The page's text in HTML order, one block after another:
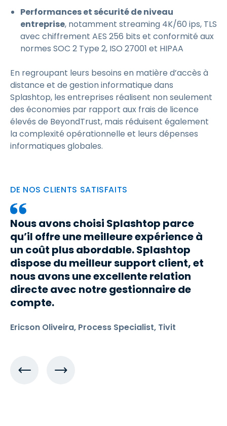
Performances et sécurité de niveau
entreprise, notamment streaming 4K/60 ips, TLS
avec chiffrement AES 256 bits et conformité aux
normes SOC 2 Type 2, ISO 27001 et HIPAA
En regroupant leurs besoins en matière d’accès à
distance et de gestion informatique dans
Splashtop, les entreprises réalisent non seulement
des économies par rapport aux frais de licence
élevés de BeyondTrust, mais réduisent également
la complexité opérationnelle et leurs dépenses
informatiques globales.
DE NOS CLIENTS SATISFAITS
Nous avons choisi Splashtop parce
qu’il offre une meilleure expérience à
un coût plus abordable. Splashtop
dispose du meilleur support client, et
nous avons une excellente relation
directe avec notre gestionnaire de
compte.
Ericson Oliveira, Process Specialist, Tivit